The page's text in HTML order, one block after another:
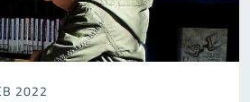
2022